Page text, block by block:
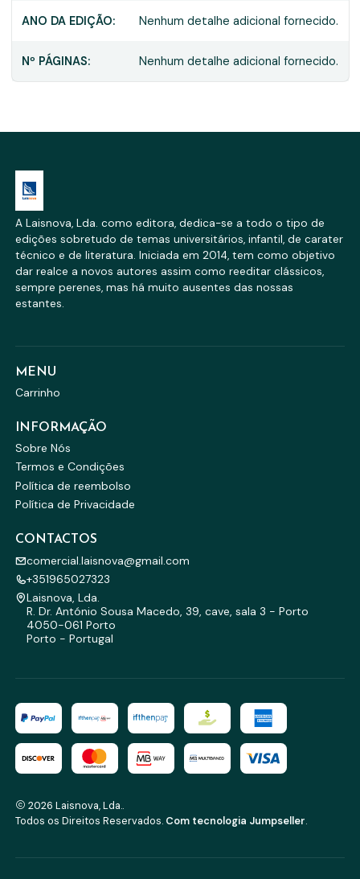
ANO DA EDIÇÃO: Nenhum detalhe adicional fornecido.
Nº PÁGINAS: Nenhum detalhe adicional fornecido.
A Laisnova, Lda. como editora, dedica-se a todo o tipo de
edições sobretudo de temas universitários, infantil, de carater
técnico e de literatura. Iniciada em 2014, tem como objetivo
dar realce a novos autores assim como reeditar clássicos,
sempre perenes, mas há muito ausentes das nossas
estantes.
MENU
Carrinho
INFORMAÇÃO
Sobre Nós
Termos e Condições
Política de reembolso
Política de Privacidade
CONTACTOS
comercial.laisnova@gmail.com
+351965027323
Laisnova, Lda.
R. Dr. António Sousa Macedo, 39, cave, sala 3 - Porto
4050-061 Porto
Porto - Portugal
2026 Laisnova, Lda..
Todos os Direitos Reservados. Com tecnologia Jumpseller.